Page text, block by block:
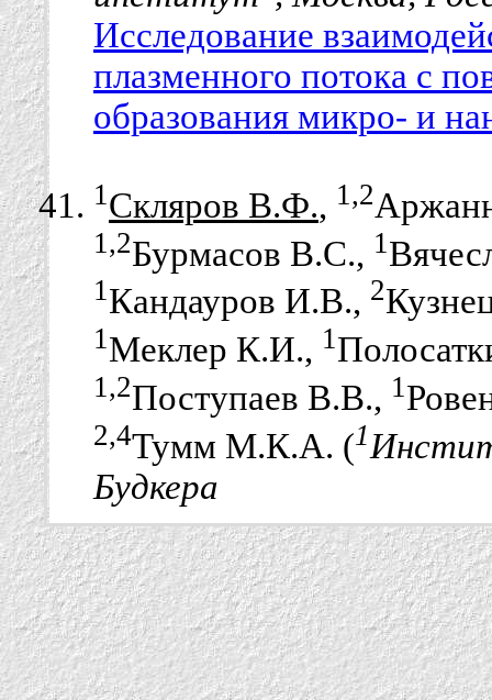
Исследование
плазменного потока с
образования микро- и
1 Скляров В.Ф., 1,2
1,2Бурмасов В.С., 1
1Кандауров И.В., 2
1Меклер К.И., 1
1,2Поступаев В.В., 1
2,4Тумм М.К.А. (1
Будкера